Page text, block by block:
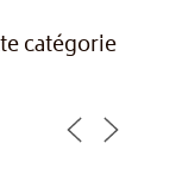
catégorie